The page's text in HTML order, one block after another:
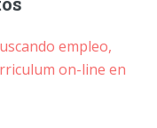
empleo,
on-line en